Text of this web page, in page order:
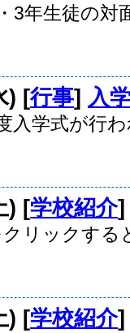
3年生徒の対
) [行事] 入
入学式が行
) [学校紹介
クリックす
) [学校紹介